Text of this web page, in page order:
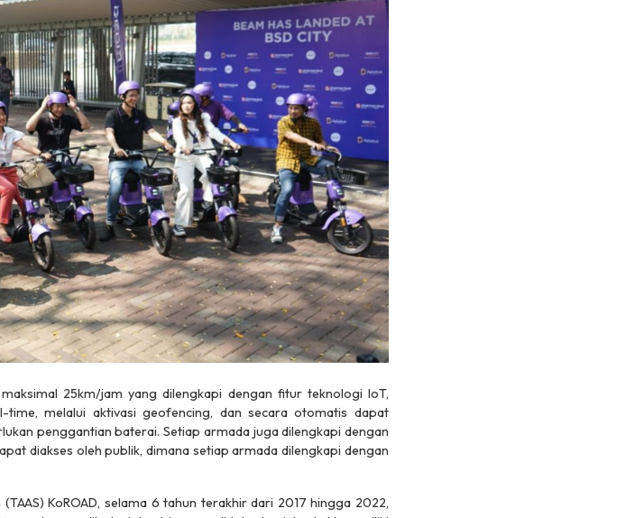
25km/jam yang dilengkapi dengan fitur teknologi IoT,
melalui aktivasi geofencing, dan secara otomatis dapat
penggantian baterai. Setiap armada juga dilengkapi dengan
diakses oleh publik, dimana setiap armada dilengkapi dengan
KoROAD, selama 6 tahun terakhir dari 2017 hingga 2022,